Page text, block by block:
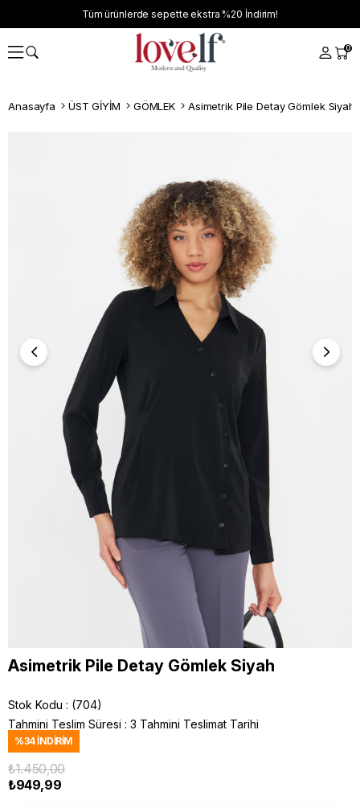
Tüm ürünlerde sepette ekstra %20 İndirim!
0
Anasayfa ÜST GİYİM GÖMLEK Asimetrik Pile Detay Gömlek Siyah
Asimetrik Pile Detay Gömlek Siyah
Stok Kodu
(704)
Tahmini Teslim Süresi : 3 Tahmini Teslimat Tarihi
%34İNDIRIM
₺1.450,00
₺949,99